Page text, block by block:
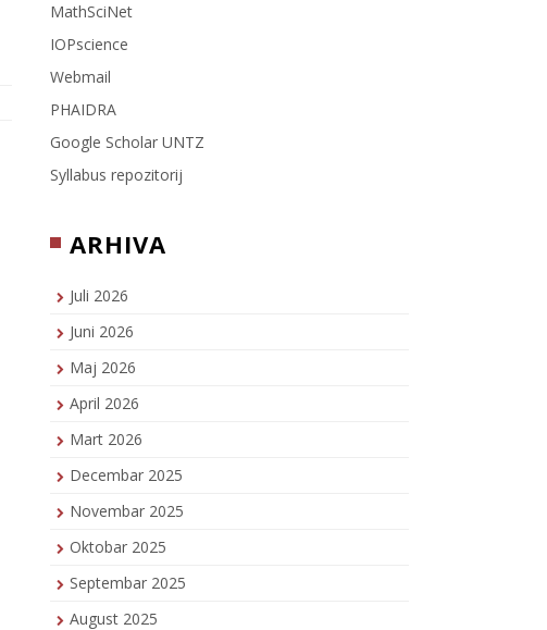
MathSciNet
IOPscience
Webmail
PHAIDRA
Google Scholar UNTZ
Syllabus repozitorij
ARHIVA
Juli 2026
Juni 2026
Maj 2026
April 2026
Mart 2026
Decembar 2025
Novembar 2025
Oktobar 2025
Septembar 2025
August 2025